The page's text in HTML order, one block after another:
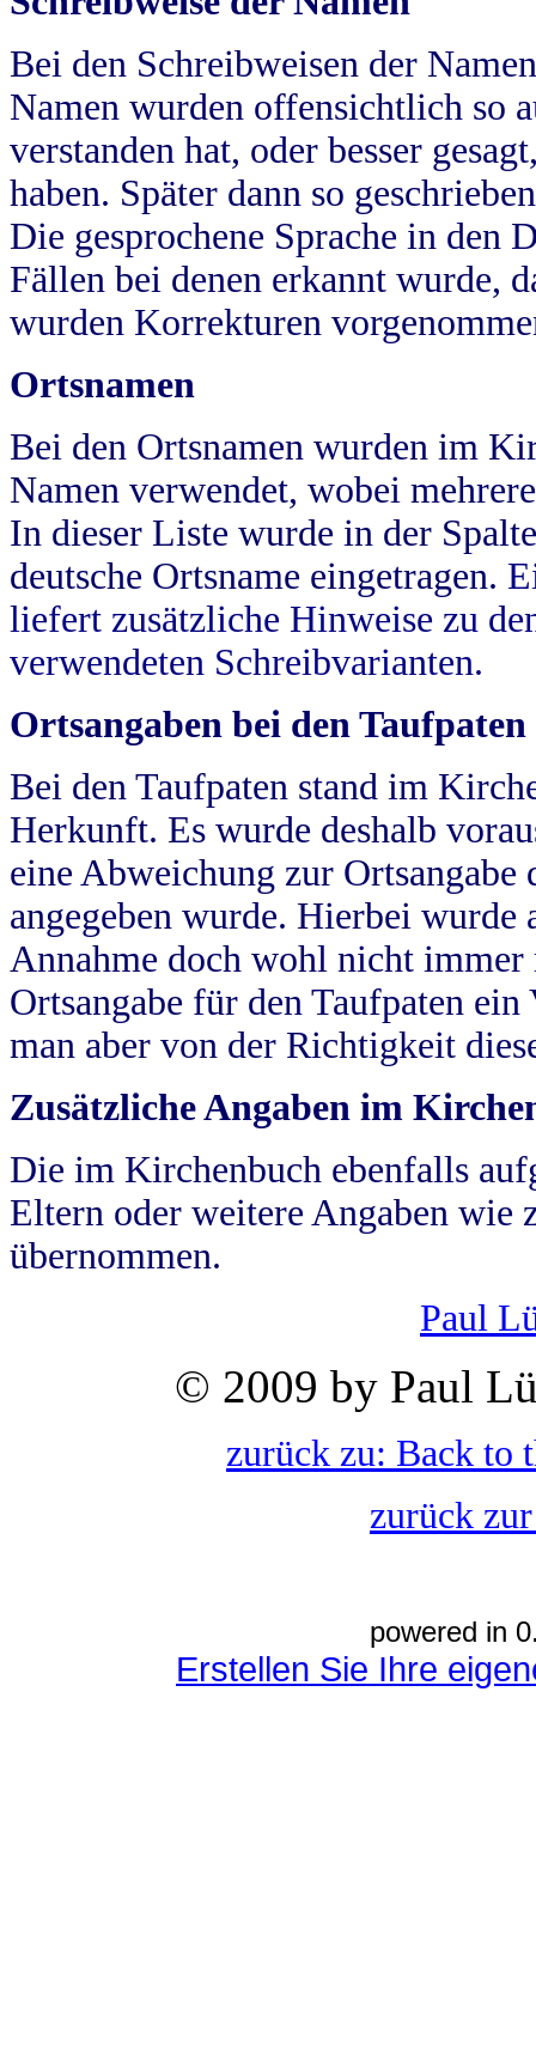
Bei den Schreibweisen der
Namen wurden offensichtlich so
verstanden hat, oder besser
haben. Später dann so
Die gesprochene Sprache in
Fällen bei denen erkannt wurde,
wurden Korrekturen
Ortsnamen
Bei den Ortsnamen wurden im
Namen verwendet, wobei
In dieser Liste wurde in der
deutsche Ortsname eingetragen.
liefert zusätzliche Hinweise zu
verwendeten Schreibvarianten.
Ortsangaben bei den Taufpaten
Bei den Taufpaten stand im
Herkunft. Es wurde deshalb
eine Abweichung zur
angegeben wurde. Hierbei wurde
Annahme doch wohl nicht
Ortsangabe für den Taufpaten
man aber von der Richtigkeit
Zusätzliche Angaben im
Die im Kirchenbuch ebenfalls
Eltern oder weitere Angaben wie
übernommen.
Paul
© 2009 by Paul
zurück zu: Back to
zurück
powered in
Erstellen Sie Ihre